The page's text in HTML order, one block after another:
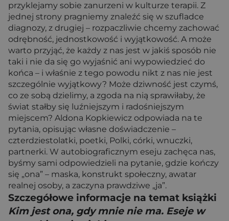
przyklejamy sobie zanurzeni w kulturze terapii. Z
jednej strony pragniemy znaleźć się w szufladce
diagnozy, z drugiej – rozpaczliwie chcemy zachować
odrębność, jednostkowość i wyjątkowość. A może
warto przyjąć, że każdy z nas jest w jakiś sposób nie
taki i nie da się go wyjaśnić ani wypowiedzieć do
końca – i właśnie z tego powodu nikt z nas nie jest
szczególnie wyjątkowy? Może dziwność jest czymś,
co ze sobą dzielimy, a zgoda na nią sprawiłaby, że
świat stałby się luźniejszym i radośniejszym
miejscem? Aldona Kopkiewicz odpowiada na te
pytania, opisując własne doświadczenie –
czterdziestolatki, poetki, Polki, córki, wnuczki,
partnerki. W autobiograficznym eseju zachęca nas,
byśmy sami odpowiedzieli na pytanie, gdzie kończy
się „ona” – maska, konstrukt społeczny, awatar
realnej osoby, a zaczyna prawdziwe „ja”.
Szczegółowe informacje na temat książki
Kim jest ona, gdy mnie nie ma. Eseje w